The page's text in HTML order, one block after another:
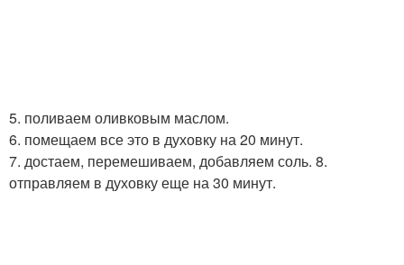
5. поливаем оливковым маслом.
6. помещаем все это в духовку на 20 минут.
7. достаем, перемешиваем, добавляем соль. 8.
отправляем в духовку еще на 30 минут.